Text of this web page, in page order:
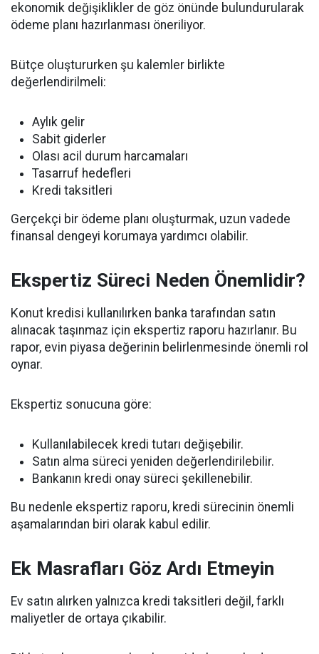
ekonomik değişiklikler de göz önünde bulundurularak
ödeme planı hazırlanması öneriliyor.
Bütçe oluştururken şu kalemler birlikte
değerlendirilmeli:
Aylık gelir
Sabit giderler
Olası acil durum harcamaları
Tasarruf hedefleri
Kredi taksitleri
Gerçekçi bir ödeme planı oluşturmak, uzun vadede
finansal dengeyi korumaya yardımcı olabilir.
Ekspertiz Süreci Neden Önemlidir?
Konut kredisi kullanılırken banka tarafından satın
alınacak taşınmaz için ekspertiz raporu hazırlanır. Bu
rapor, evin piyasa değerinin belirlenmesinde önemli rol
oynar.
Ekspertiz sonucuna göre:
Kullanılabilecek kredi tutarı değişebilir.
Satın alma süreci yeniden değerlendirilebilir.
Bankanın kredi onay süreci şekillenebilir.
Bu nedenle ekspertiz raporu, kredi sürecinin önemli
aşamalarından biri olarak kabul edilir.
Ek Masrafları Göz Ardı Etmeyin
Ev satın alırken yalnızca kredi taksitleri değil, farklı
maliyetler de ortaya çıkabilir.